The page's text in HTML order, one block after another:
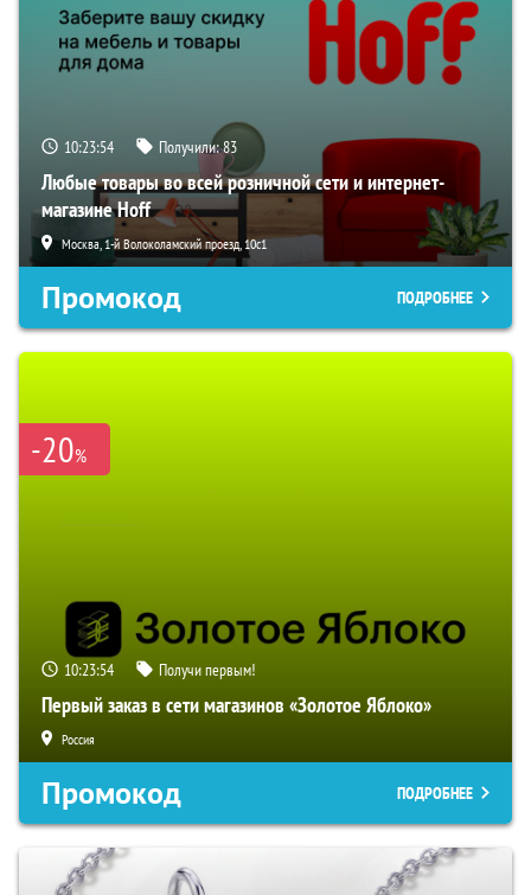
10:23:53 Получили:83
Любые товары во всей розничной сети и интернет-
магазине Hoff
Москва, 1-й Волоколамский проезд, 10с1
Промокод ПОДРОБНЕЕ
-20%
10:23:53 Получи первым!
Первый заказ в сети магазинов «Золотое Яблоко»
Россия
Промокод ПОДРОБНЕЕ